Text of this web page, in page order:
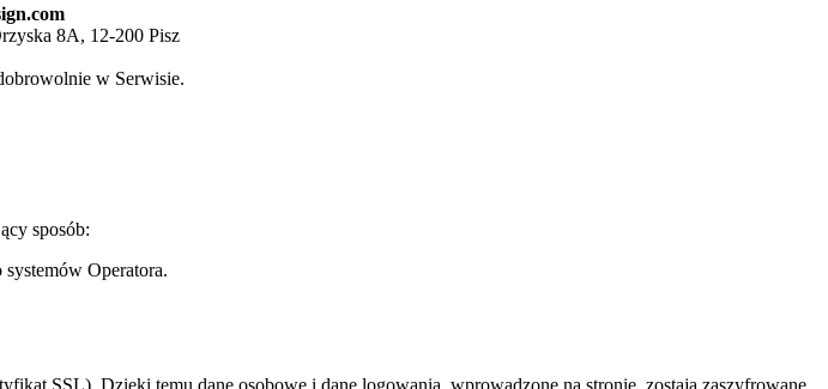
8A, 12-200 Pisz
w Serwisie.
sposób:
Operatora.
SSL). Dzięki temu dane osobowe i dane logowania, wprowadzone na stronie, zostają zaszyfrowane